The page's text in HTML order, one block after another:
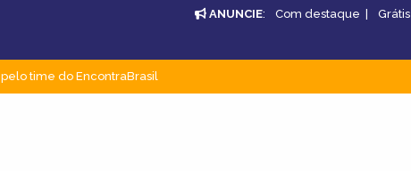
ANUNCIE: Com destaque | Grátis
pelo time do EncontraBrasil